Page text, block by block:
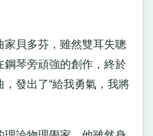
貝多芬，雖然雙耳失聰
鋼琴旁頑強的創作，終於
發出了“給我勇氣，我將